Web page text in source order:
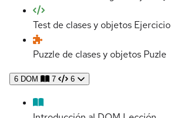
Test de clases y objetos Ejercicio
Puzzle de clases y objetos Puzle
6 DOM 7 6